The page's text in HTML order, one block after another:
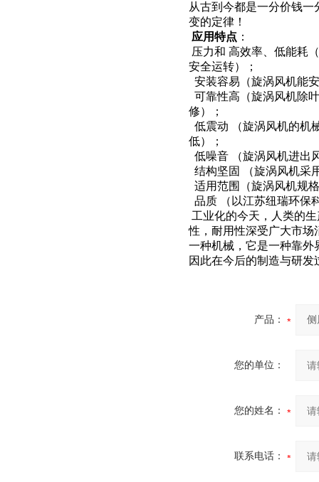
从古到今都是一分价钱
变的定律！
应用特点 ：
压力和 高效率、低能耗
安全运转）；
安装容易（旋涡风机能
可靠性高（旋涡风机除
修）；
低震动 （旋涡风机的机
低）；
低噪音 （旋涡风机进出
结构坚固 （旋涡风机采
适用范围（旋涡风机规
品质 （以江苏纽瑞环保
工业化的今天，人类的
性，耐用性深受广大市场
一种机械，它是一种靠外
因此在今后的制造与研
产品：
您的单位：
您的姓名：
联系电话：